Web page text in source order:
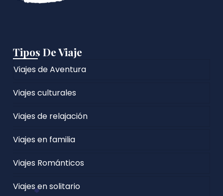
Tipos De Viaje
Viajes de Aventura
Viajes culturales
Viajes de relajación
Viajes en familia
Viajes Románticos
Viajes en solitario